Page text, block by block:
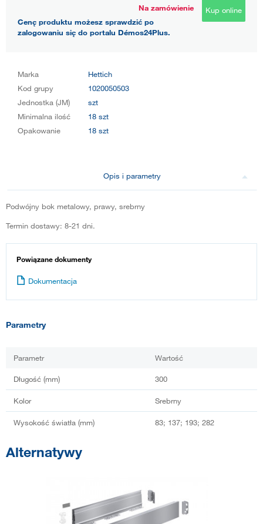
Na zamówienie
Cenę produktu możesz sprawdzić po
zalogowaniu się do portalu Démos24Plus.
Kup online
Marka
Hettich
Kod grupy
1020050503
Jednostka (JM)
szt
Minimalna ilość
18 szt
Opakowanie
18 szt
Opis i parametry
Podwójny bok metalowy, prawy, srebrny
Termin dostawy: 8-21 dni.
Powiązane dokumenty
Dokumentacja
Parametry
Parametr Wartość
Długość (mm) 300
Kolor Srebrny
Wysokość światła (mm) 83; 137; 193; 282
Alternatywy